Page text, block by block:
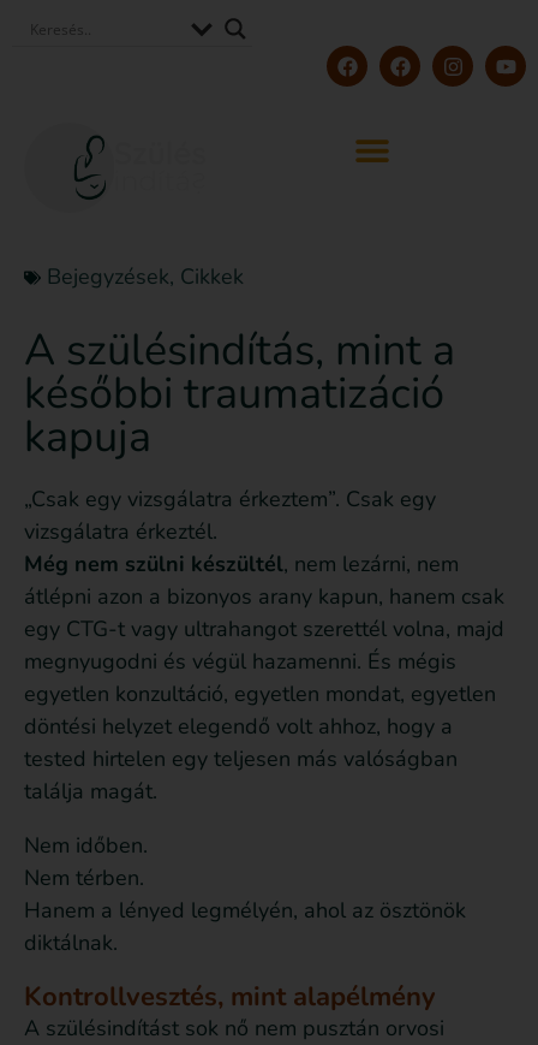
Bejegyzések, Cikkek
A szülésindítás, mint a
későbbi traumatizáció
kapuja
„Csak egy vizsgálatra érkeztem”. Csak egy
vizsgálatra érkeztél.
Még nem szülni készültél, nem lezárni, nem
átlépni azon a bizonyos arany kapun, hanem csak
egy CTG-t vagy ultrahangot szerettél volna, majd
megnyugodni és végül hazamenni. És mégis
egyetlen konzultáció, egyetlen mondat, egyetlen
döntési helyzet elegendő volt ahhoz, hogy a
tested hirtelen egy teljesen más valóságban
találja magát.
Nem időben.
Nem térben.
Hanem a lényed legmélyén, ahol az ösztönök
diktálnak.
Kontrollvesztés, mint alapélmény
A szülésindítást sok nő nem pusztán orvosi